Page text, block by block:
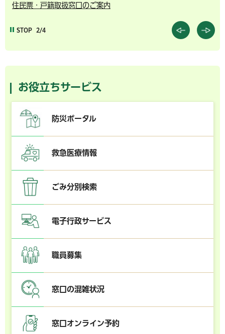
住民票・戸籍取扱窓口のご案内
STOP 2/4
お役立ちサービス
防災ポータル
救急医療情報
ごみ分別検索
電子行政サービス
職員募集
窓口の混雑状況
窓口オンライン予約